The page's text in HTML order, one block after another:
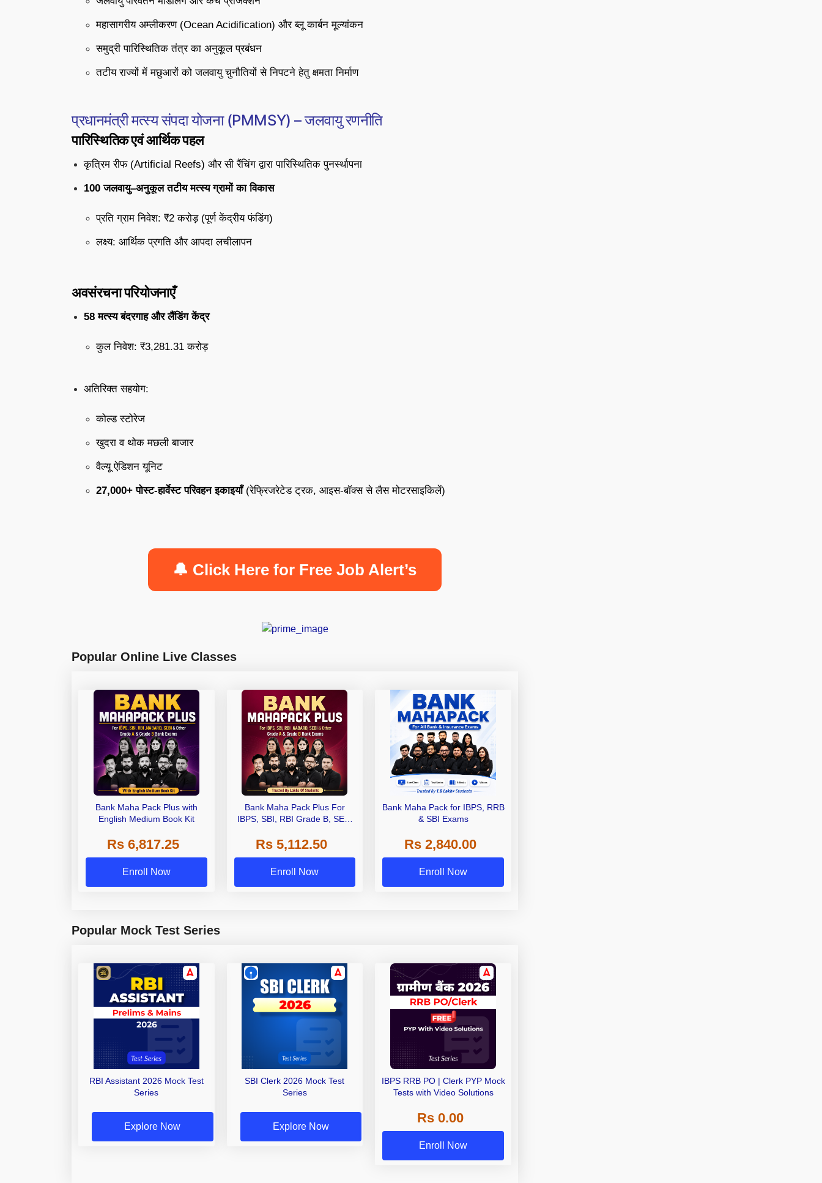
महासागरीय अम्लीकरण (Ocean Acidification) और ब्लू कार्बन मूल्यांकन
समुद्री पारिस्थितिक तंत्र का अनुकूल प्रबंधन
तटीय राज्यों में मछुआरों को जलवायु चुनौतियों से निपटने हेतु क्षमता निर्माण
प्रधानमंत्री मत्स्य संपदा योजना (PMMSY) – जलवायु रणनीति
पारिस्थितिक एवं आर्थिक पहल
कृत्रिम रीफ (Artificial Reefs) और सी रैंचिंग द्वारा पारिस्थितिक पुनर्स्थापना
100 जलवायु–अनुकूल तटीय मत्स्य ग्रामों का विकास
प्रति ग्राम निवेश: ₹2 करोड़ (पूर्ण केंद्रीय फंडिंग)
लक्ष्य: आर्थिक प्रगति और आपदा लचीलापन
अवसंरचना परियोजनाएँ
58 मत्स्य बंदरगाह और लैंडिंग केंद्र
कुल निवेश: ₹3,281.31 करोड़
अतिरिक्त सहयोग:
कोल्ड स्टोरेज
खुदरा व थोक मछली बाजार
वैल्यू ऐडिशन यूनिट
27,000+ पोस्ट-हार्वेस्ट परिवहन इकाइयाँ(रेफ्रिजरेटेड ट्रक, आइस-बॉक्स से लैस मोटरसाइकिलें)
🔔 Click Here for Free Job Alert’s
Popular Online Live Classes
Bank Maha Pack Plus with
English Medium Book Kit
Rs 6,817.25
Enroll Now
Bank Maha Pack Plus For
IBPS, SBI, RBI Grade B, SEBI
Other Grade A & Grade B Bank
Exams
Rs 5,112.50
Enroll Now
Bank Maha Pack for IBPS, RRB
& SBI Exams
Rs 2,840.00
Enroll Now
Popular Mock Test Series
RBI Assistant 2026 Mock Test
Series
Explore Now
SBI Clerk 2026 Mock Test
Series
Explore Now
IBPS RRB PO | Clerk PYP Mock
Tests with Video Solutions
Rs 0.00
Enroll Now